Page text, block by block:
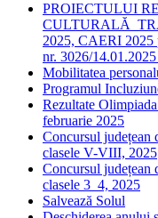
PROIECTULUI
CULTURALĂ
2025, CAERI 2025
nr. 3026/
Mobilitatea
Programul
Rezultate
februarie 2025
Concursul județean
clasele V-VIII, 2025
Concursul județean
clasele 3_4, 2025
Salvează Solul